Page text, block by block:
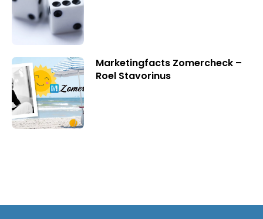
Marketingfacts Zomercheck –
Roel Stavorinus